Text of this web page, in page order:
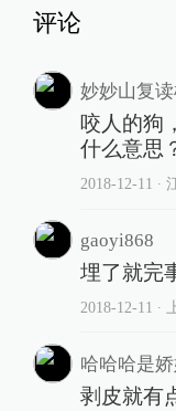
评论
妙妙山复
咬人的狗
什么意思
2018-12-11 ∙
gaoyi868
埋了就完
2018-12-11 ∙
哈哈哈是
剥皮就有